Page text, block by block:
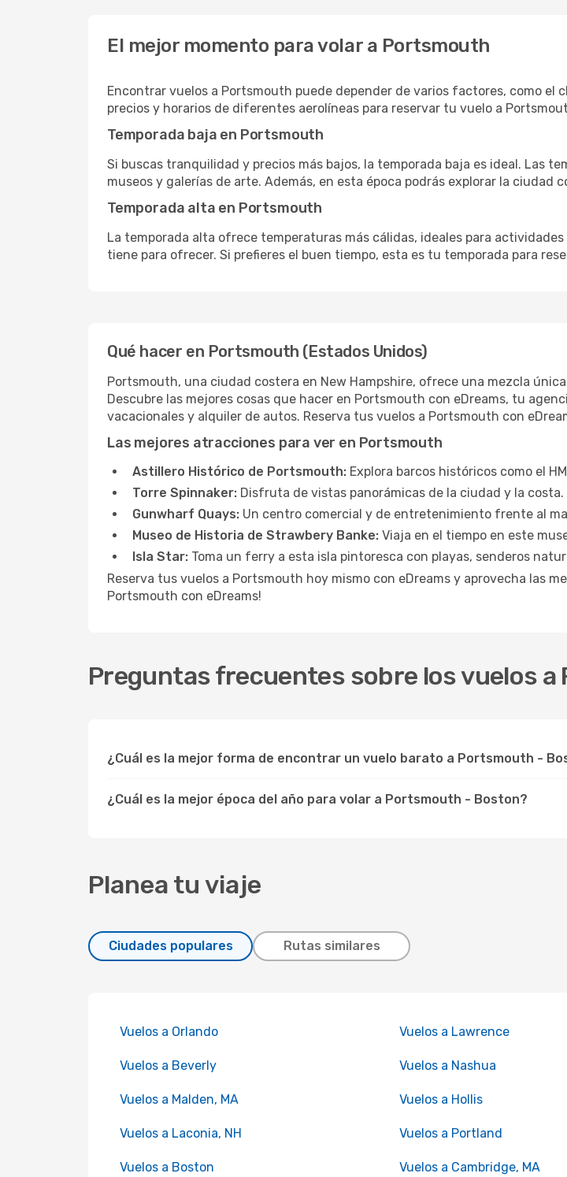
El mejor momento para volar a Portsmouth
Encontrar vuelos a Portsmouth puede depender de varios factores, como el
precios y horarios de diferentes aerolíneas para reservar tu vuelo a
Temporada baja en Portsmouth
Si buscas tranquilidad y precios más bajos, la temporada baja es ideal. Las
museos y galerías de arte. Además, en esta época podrás explorar la ciudad
Temporada alta en Portsmouth
La temporada alta ofrece temperaturas más cálidas, ideales para
tiene para ofrecer. Si prefieres el buen tiempo, esta es tu temporada para
Qué hacer en Portsmouth (Estados Unidos)
Portsmouth, una ciudad costera en New Hampshire, ofrece una mezcla
Descubre las mejores cosas que hacer en Portsmouth con eDreams, tu
vacacionales y alquiler de autos. Reserva tus vuelos a Portsmouth con
Las mejores atracciones para ver en Portsmouth
Astillero Histórico de Portsmouth: Explora barcos históricos como el
Torre Spinnaker: Disfruta de vistas panorámicas de la ciudad y la costa.
Gunwharf Quays: Un centro comercial y de entretenimiento frente al
Museo de Historia de Strawbery Banke: Viaja en el tiempo en este
Isla Star: Toma un ferry a esta isla pintoresca con playas, senderos
Reserva tus vuelos a Portsmouth hoy mismo con eDreams y aprovecha las
Portsmouth con eDreams!
Preguntas frecuentes sobre los vuelos
¿Cuál es la mejor forma de encontrar un vuelo barato a Portsmouth -
¿Cuál es la mejor época del año para volar a Portsmouth - Boston?
Planea tu viaje
Ciudades populares Rutas similares
Vuelos a Orlando Vuelos a Lawrence
Vuelos a Beverly Vuelos a Nashua
Vuelos a Malden, MA Vuelos a Hollis
Vuelos a Laconia, NH Vuelos a Portland
Vuelos a Boston Vuelos a Cambridge, MA